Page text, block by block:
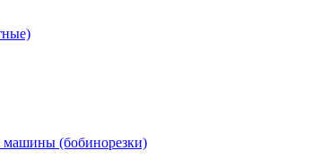
машины (бобинорезки)